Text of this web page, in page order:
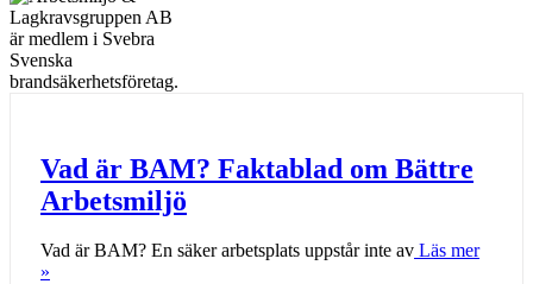
Vad är BAM? Faktablad om Bättre
Arbetsmiljö
Vad är BAM? En säker arbetsplats uppstår inte av Läs mer
»